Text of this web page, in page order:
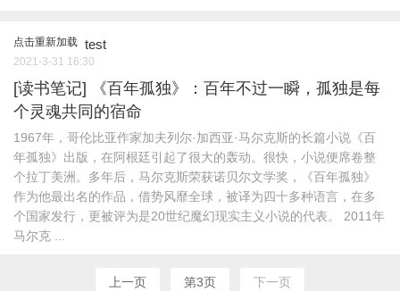
点击重新加载 test
2021-3-31 16:30
[读书笔记] 《百年孤独》：百年不过一瞬，孤独是每
个灵魂共同的宿命
1967年，哥伦比亚作家加夫列尔·加西亚·马尔克斯的长篇小说《百
年孤独》出版，在阿根廷引起了很大的轰动。很快，小说便席卷整
个拉丁美洲。多年后，马尔克斯荣获诺贝尔文学奖，《百年孤独》
作为他最出名的作品，借势风靡全球，被译为四十多种语言，在多
个国家发行，更被评为是20世纪魔幻现实主义小说的代表。 2011年
马尔克 ...
上一页 第3页 下一页